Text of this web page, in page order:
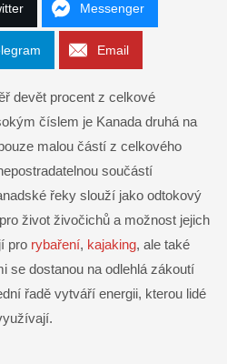
Messenger
Email
devět procent z celkové
číslem je Kanada druhá na
malou částí z celkového
součástí
řeky slouží jako odtokový
život živočichů a možnost jejich
pro rybaření, kajaking, ale také
se dostanou na odlehlá zákoutí
řadě vytváří energii, kterou lidé